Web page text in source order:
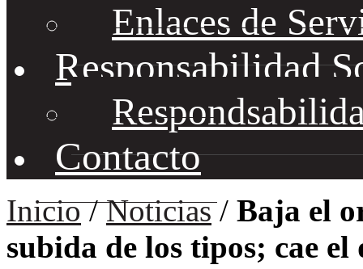
Enlaces de
Responsabilidad
Contacto
Inicio/Noticias/ Baja el
subida de los tipos; cae